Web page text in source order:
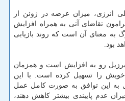
انرژی، میزان عرضه در ژوئن از
تقاضای آتی به همراه افزایش
به معنای آن است که روند بازیابی
بود.
برزیل رو به افزایش است و همزمان
را تسهیل کرده است. با این
به این توافق به صورت کامل عمل
عدم پایبندی بیشتر کاهش دهند،